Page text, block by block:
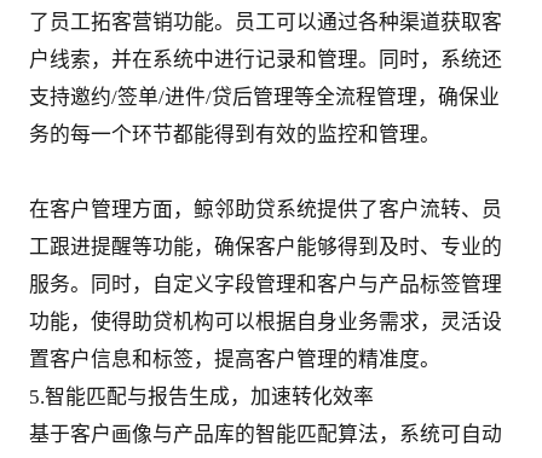
了员工拓客营销功能。员工可以通过各种渠道获取客
户线索，并在系统中进行记录和管理。同时，系统还
支持邀约/签单/进件/贷后管理等全流程管理，确保业
务的每一个环节都能得到有效的监控和管理。
在客户管理方面，鲸邻助贷系统提供了客户流转、员
工跟进提醒等功能，确保客户能够得到及时、专业的
服务。同时，自定义字段管理和客户与产品标签管理
功能，使得助贷机构可以根据自身业务需求，灵活设
置客户信息和标签，提高客户管理的精准度。
5.智能匹配与报告生成，加速转化效率
基于客户画像与产品库的智能匹配算法，系统可自动